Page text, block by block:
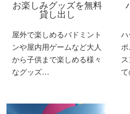
お楽しみグッズを無料
貸し出し
屋外で楽しめるバドミント
ンや屋内用ゲームなど大人
から子供まで楽しめる様々
なグッズ…
ハ